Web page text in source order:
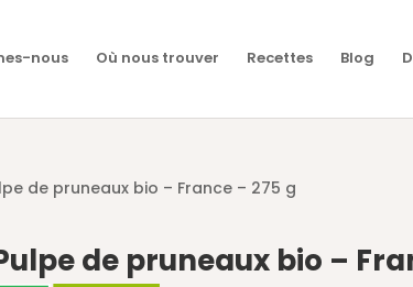
nous Où nous trouver Recettes Blog
de pruneaux bio – France – 275 g
de pruneaux bio –